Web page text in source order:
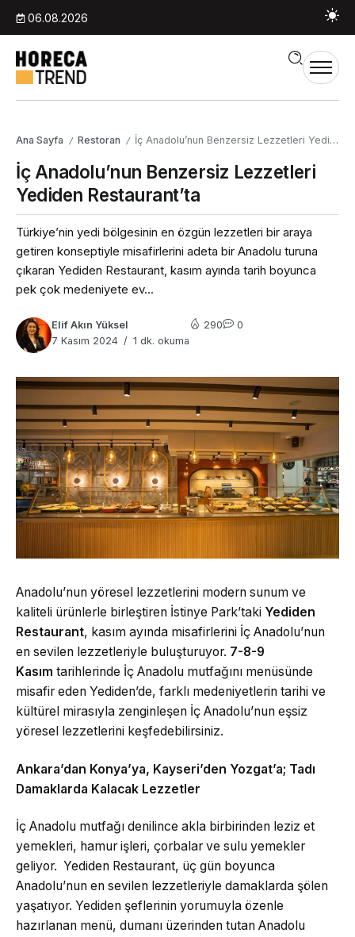
06.08.2026
Ana Sayfa / Restoran / İç Anadolu’nun Benzersiz Lezzetleri Yediden Restaurant’ta
İç Anadolu’nun Benzersiz Lezzetleri
Yediden Restaurant’ta
Türkiye’nin yedi bölgesinin en özgün lezzetleri bir araya
getiren konseptiyle misafirlerini adeta bir Anadolu turuna
çıkaran Yediden Restaurant, kasım ayında tarih boyunca
pek çok medeniyete ev...
Elif Akın Yüksel
7 Kasım 2024
1 dk. okuma
290 0
Anadolu’nun yöresel lezzetlerini modern sunum ve
kaliteli ürünlerle birleştiren İstinye Park’taki Yediden
Restaurant, kasım ayında misafirlerini İç Anadolu’nun
en sevilen lezzetleriyle buluşturuyor. 7-8-9
Kasım tarihlerinde İç Anadolu mutfağını menüsünde
misafir eden Yediden’de, farklı medeniyetlerin tarihi ve
kültürel mirasıyla zenginleşen İç Anadolu’nun eşsiz
yöresel lezzetlerini keşfedebilirsiniz.
Ankara’dan Konya’ya, Kayseri’den Yozgat’a; Tadı
Damaklarda Kalacak Lezzetler
İç Anadolu mutfağı denilince akla birbirinden leziz et
yemekleri, hamur işleri, çorbalar ve sulu yemekler
geliyor. Yediden Restaurant, üç gün boyunca
Anadolu’nun en sevilen lezzetleriyle damaklarda şölen
yaşatıyor. Yediden şeflerinin yorumuyla özenle
hazırlanan menü, dumanı üzerinden tutan Anadolu